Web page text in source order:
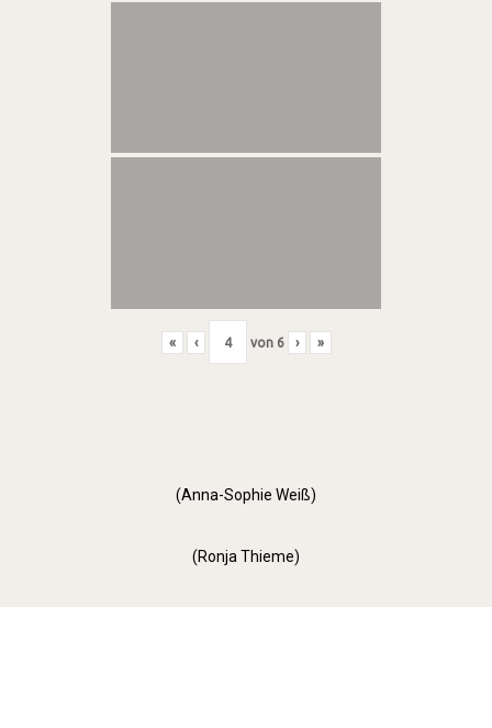
« ‹ von 6 › »
(Anna-Sophie Weiß)
(Ronja Thieme)